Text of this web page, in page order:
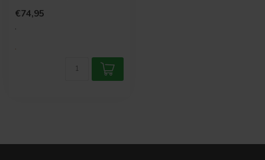
bluetooth is ...
€74,95
.
.